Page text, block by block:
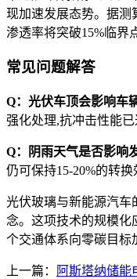
现加速发展态势。据测
渗透率将突破15%临界
常见问题解答
Q：光伏车顶会影响车
强化处理,抗冲击性能已
Q：阴雨天气是否影响
仍可保持15-20%的转换
光伏玻璃与新能源汽车
念。这项技术的规模化
个交通体系向零碳目标
上一篇：
阿斯塔纳储能